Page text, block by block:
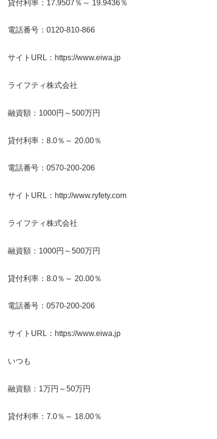
貸付利率：17.9507％～ 19.9436％
電話番号：0120-810-866
サイトURL：https://www.eiwa.jp
ライフティ株式会社
融資額：1000円～500万円
貸付利率：8.0％～ 20.00％
電話番号：0570-200-206
サイトURL：http://www.ryfety.com
ライフティ株式会社
融資額：1000円～500万円
貸付利率：8.0％～ 20.00％
電話番号：0570-200-206
サイトURL：https://www.eiwa.jp
いつも
融資額：1万円～50万円
貸付利率：7.0％～ 18.00％